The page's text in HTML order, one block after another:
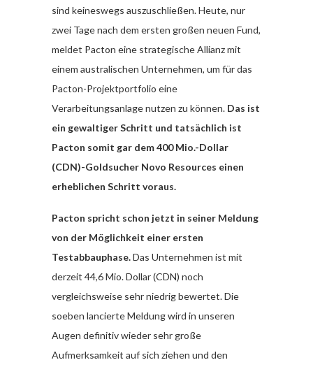
sind keineswegs auszuschließen. Heute, nur
zwei Tage nach dem ersten großen neuen Fund,
meldet Pacton eine strategische Allianz mit
einem australischen Unternehmen, um für das
Pacton-Projektportfolio eine
Verarbeitungsanlage nutzen zu können. Das ist
ein gewaltiger Schritt und tatsächlich ist
Pacton somit gar dem 400 Mio.-Dollar
(CDN)-Goldsucher Novo Resources einen
erheblichen Schritt voraus.
Pacton spricht schon jetzt in seiner Meldung
von der Möglichkeit einer ersten
Testabbauphase.Das Unternehmen ist mit
derzeit 44,6 Mio. Dollar (CDN) noch
vergleichsweise sehr niedrig bewertet. Die
soeben lancierte Meldung wird in unseren
Augen definitiv wieder sehr große
Aufmerksamkeit auf sich ziehen und den